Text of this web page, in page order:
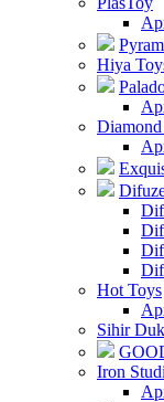
Hiya
Diamond
Hot Toys
Sihir
Iron